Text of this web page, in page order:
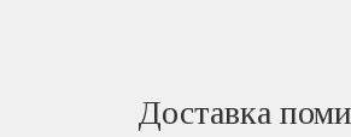
Доставка